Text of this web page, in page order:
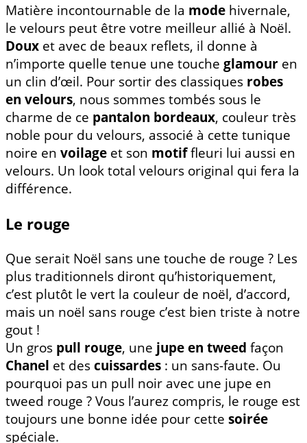
Matière incontournable de la mode hivernale,
le velours peut être votre meilleur allié à Noël.
Doux et avec de beaux reflets, il donne à
n’importe quelle tenue une touche glamour en
un clin d’œil. Pour sortir des classiques robes
en velours, nous sommes tombés sous le
charme de ce pantalon bordeaux, couleur très
noble pour du velours, associé à cette tunique
noire en voilage et son motiffleuri lui aussi en
velours. Un look total velours original qui fera la
différence.
Le rouge
Que serait Noël sans une touche de rouge ? Les
plus traditionnels diront qu’historiquement,
c’est plutôt le vert la couleur de noël, d’accord,
mais un noël sans rouge c’est bien triste à notre
gout !
Un gros pull rouge, une jupe en tweed façon
Chanel et descuissardes : un sans-faute. Ou
pourquoi pas un pull noir avec une jupe en
tweed rouge ? Vous l’aurez compris, le rouge est
toujours une bonne idée pour cette soirée
spéciale.